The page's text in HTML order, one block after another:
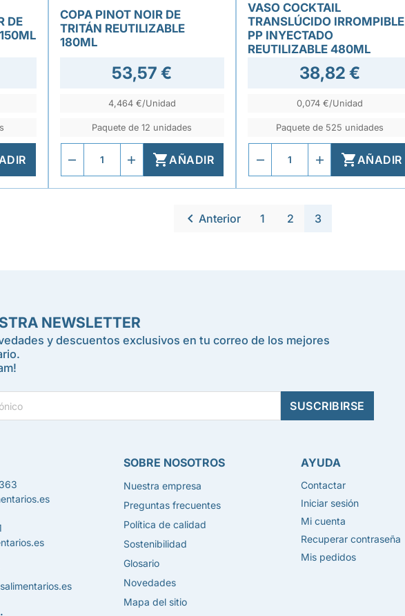
DE
COPA PINOT NOIR DE
TRITÁN REUTILIZABLE
180ML
53,57 €
4,464 €/Unidad
Paquete de 12 unidades
AÑADIR
VASO COCKTAIL
TRANSLÚCIDO IRROMPIBLE
PP INYECTADO
REUTILIZABLE 480ML
38,82 €
0,074 €/Unidad
Paquete de 525 unidades
AÑADIR
 Anterior 1 2 3
NEWSLETTER
y descuentos exclusivos en tu correo de los mejores
SOBRE NOSOTROS
Nuestra empresa
Preguntas frecuentes
Política de calidad
Sostenibilidad
Glosario
Novedades
Mapa del sitio
AYUDA
Contactar
Iniciar sesión
Mi cuenta
Recuperar contraseña
Mis pedidos